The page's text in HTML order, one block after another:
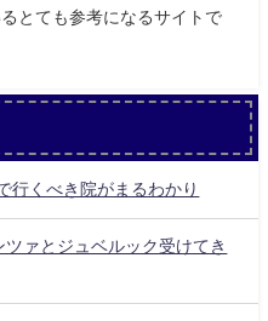
とても参考になるサイトで
行くべき院がまるわかり
ァとジュベルック受けてき